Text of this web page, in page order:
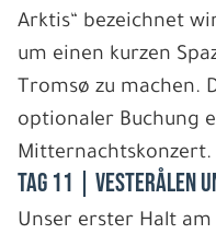
Arktis“ bezeichnet
um einen kurzen
Tromsø zu machen.
optionaler Buchung
Mitternachtskonzert.
Tag 11 | Vesterålen
Unser erster Halt